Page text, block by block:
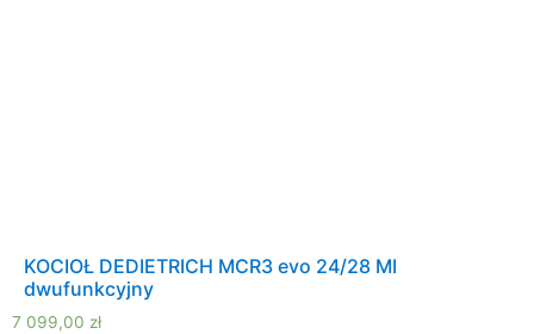
KOCIOŁ DEDIETRICH MCR3 evo 24/28 MI
dwufunkcyjny
7 099,00 zł